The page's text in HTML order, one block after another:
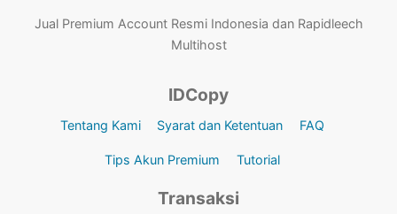
Jual Premium Account Resmi Indonesia dan Rapidleech
Multihost
IDCopy
Tentang Kami Syarat dan Ketentuan FAQ
Tips Akun Premium Tutorial
Transaksi